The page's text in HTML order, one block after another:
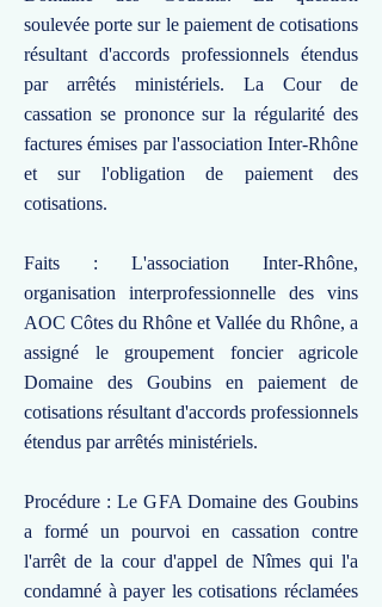
soulevée porte sur le paiement de cotisations
résultant d'accords professionnels étendus
par arrêtés ministériels. La Cour de
cassation se prononce sur la régularité des
factures émises par l'association Inter-Rhône
et sur l'obligation de paiement des
cotisations.
Faits : L'association Inter-Rhône,
organisation interprofessionnelle des vins
AOC Côtes du Rhône et Vallée du Rhône, a
assigné le groupement foncier agricole
Domaine des Goubins en paiement de
cotisations résultant d'accords professionnels
étendus par arrêtés ministériels.
Procédure : Le GFA Domaine des Goubins
a formé un pourvoi en cassation contre
l'arrêt de la cour d'appel de Nîmes qui l'a
condamné à payer les cotisations réclamées